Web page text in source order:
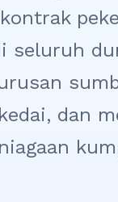
seluruh
dan